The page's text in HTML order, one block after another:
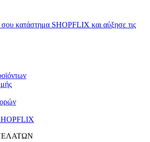
σου κατάστημα SHOPFLIX και αύξησε τις